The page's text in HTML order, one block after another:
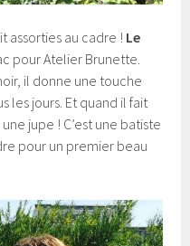
assorties au cadre ! Le
pour Atelier Brunette.
il donne une touche
les jours. Et quand il fait
jupe ! C’est une batiste
pour un premier beau